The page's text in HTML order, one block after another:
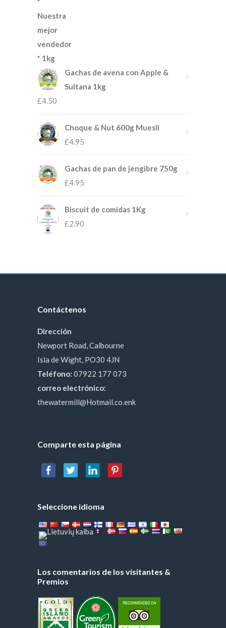
Gachas de avena con Apple &
Sultana 1kg
£4.50
Choque & Nut 600g Muesli
£4.95
Gachas de pan de jengibre 750g
£4.95
Biscuit de comidas 1Kg
£2.90
Contáctenos
Dirección
Newport Road, Calbourne
Isla de Wight, PO30 4JN
Teléfono: 07922 177 073
correo electrónico:
thewatermill@Hotmail.co.enk
Comparte esta página
Seleccione idioma
Los comentarios de los visitantes &
Premios